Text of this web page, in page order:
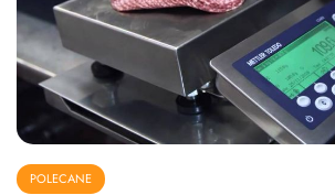
POLECANE